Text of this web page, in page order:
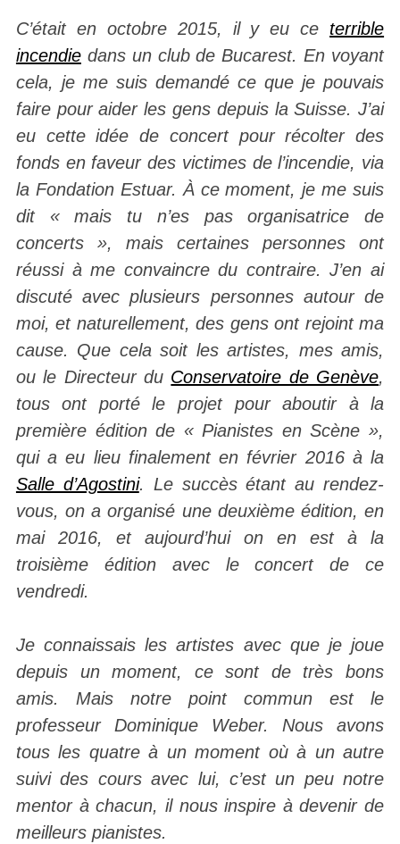
C’était en octobre 2015, il y eu ce terrible
incendiedans un club de Bucarest. En voyant
cela, je me suis demandé ce que je pouvais
faire pour aider les gens depuis la Suisse. J’ai
eu cette idée de concert pour récolter des
fonds en faveur des victimes de l’incendie, via
la Fondation Estuar. À ce moment, je me suis
dit « mais tu n’es pas organisatrice de
concerts », mais certaines personnes ont
réussi à me convaincre du contraire. J’en ai
discuté avec plusieurs personnes autour de
moi, et naturellement, des gens ont rejoint ma
cause. Que cela soit les artistes, mes amis,
ou le Directeur du Conservatoire de Genève,
tous ont porté le projet pour aboutir à la
première édition de « Pianistes en Scène »,
qui a eu lieu finalement en février 2016 à la
Salle d’Agostini. Le succès étant au rendez-
vous, on a organisé une deuxième édition, en
mai 2016, et aujourd’hui on en est à la
troisième édition avec le concert de ce
vendredi.
Je connaissais les artistes avec que je joue
depuis un moment, ce sont de très bons
amis. Mais notre point commun est le
professeur Dominique Weber. Nous avons
tous les quatre à un moment où à un autre
suivi des cours avec lui, c’est un peu notre
mentor à chacun, il nous inspire à devenir de
meilleurs pianistes.